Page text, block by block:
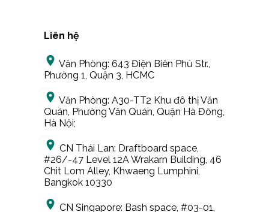
Liên hệ
Văn Phòng: 643 Điện Biên Phủ Str.,
Phường 1, Quận 3, HCMC
Văn Phòng: A30-TT2 Khu đô thị Văn
Quán, Phường Văn Quán, Quận Hà Đông,
Hà Nội;
CN Thái Lan: Draftboard space,
#26/-47 Level 12A Wrakarn Building, 46
Chit Lom Alley, Khwaeng Lumphini,
Bangkok 10330
CN Singapore: Bash space, #03-01,